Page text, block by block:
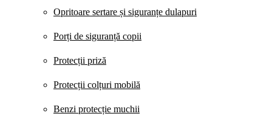
Opritoare sertare și siguranțe dulapuri
Porți de siguranță copii
Protecții priză
Protecții colțuri mobilă
Benzi protecție muchii